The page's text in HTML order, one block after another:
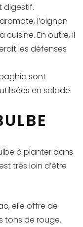
digestif.
l’oignon
En outre, il
les défenses
sont
en salade.
à planter dans
très loin d’être
elle offre de
tons de rouge.